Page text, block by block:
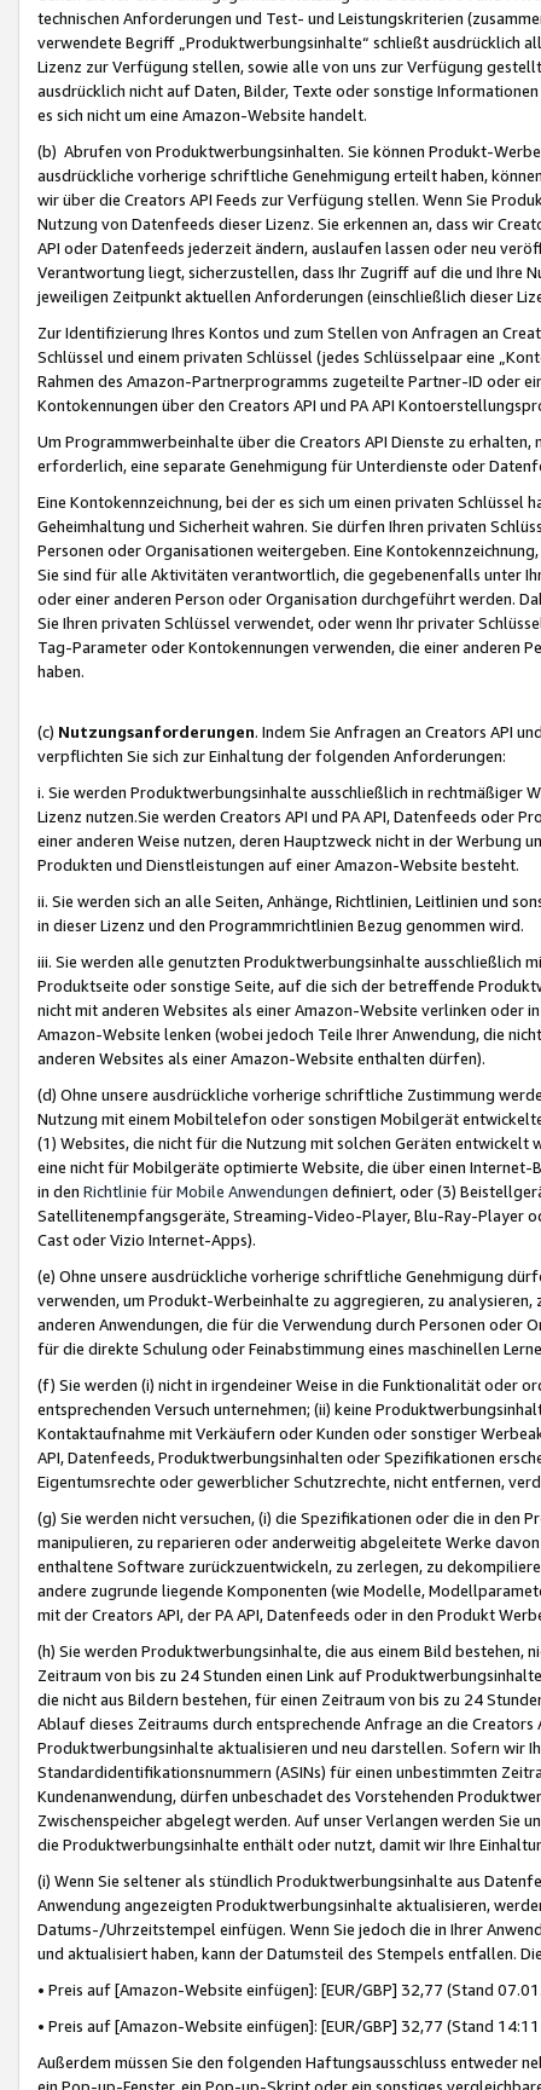
technischen Anforderungen und Test- und Leistungskriterien
verwendete Begriff „Produktwerbungsinhalte“ schließt ausdrücklich
Lizenz zur Verfügung stellen, sowie alle von uns zur Verfügung
ausdrücklich nicht auf Daten, Bilder, Texte oder sonstige
es sich nicht um eine Amazon-Website handelt.
(b) Abrufen von Produktwerbungsinhalten. Sie können Produkt-
ausdrückliche vorherige schriftliche Genehmigung erteilt haben,
wir über die Creators API Feeds zur Verfügung stellen. Wenn Sie
Nutzung von Datenfeeds dieser Lizenz. Sie erkennen an, dass wir
API oder Datenfeeds jederzeit ändern, auslaufen lassen oder neu
Verantwortung liegt, sicherzustellen, dass Ihr Zugriff auf die und Ihre
jeweiligen Zeitpunkt aktuellen Anforderungen (einschließlich dieser
Zur Identifizierung Ihres Kontos und zum Stellen von Anfragen an
Schlüssel und einem privaten Schlüssel (jedes Schlüsselpaar eine
Rahmen des Amazon-Partnerprogramms zugeteilte Partner-ID oder
Kontokennungen über den Creators API und PA API
Um Programmwerbeinhalte über die Creators API Dienste zu
erforderlich, eine separate Genehmigung für Unterdienste oder
Eine Kontokennzeichnung, bei der es sich um einen privaten
Geheimhaltung und Sicherheit wahren. Sie dürfen Ihren privaten
Personen oder Organisationen weitergeben. Eine
Sie sind für alle Aktivitäten verantwortlich, die gegebenenfalls unter
oder einer anderen Person oder Organisation durchgeführt werden.
Sie Ihren privaten Schlüssel verwendet, oder wenn Ihr privater
Tag-Parameter oder Kontokennungen verwenden, die einer anderen
haben.
(c) Nutzungsanforderungen. Indem Sie Anfragen an Creators API
verpflichten Sie sich zur Einhaltung der folgenden Anforderungen:
i. Sie werden Produktwerbungsinhalte ausschließlich in rechtmäßiger
Lizenz nutzen.Sie werden Creators API und PA API, Datenfeeds oder
einer anderen Weise nutzen, deren Hauptzweck nicht in der Werbung
Produkten und Dienstleistungen auf einer Amazon-Website besteht.
ii. Sie werden sich an alle Seiten, Anhänge, Richtlinien, Leitlinien und
in dieser Lizenz und den Programmrichtlinien Bezug genommen wird.
iii. Sie werden alle genutzten Produktwerbungsinhalte ausschließlich
Produktseite oder sonstige Seite, auf die sich der betreffende
nicht mit anderen Websites als einer Amazon-Website verlinken oder
Amazon-Website lenken (wobei jedoch Teile Ihrer Anwendung, die
anderen Websites als einer Amazon-Website enthalten dürfen).
(d) Ohne unsere ausdrückliche vorherige schriftliche Zustimmung
Nutzung mit einem Mobiltelefon oder sonstigen Mobilgerät
(1) Websites, die nicht für die Nutzung mit solchen Geräten
eine nicht für Mobilgeräte optimierte Website, die über einen
in den Richtlinie für Mobile Anwendungen definiert, oder (3)
Satellitenempfangsgeräte, Streaming-Video-Player, Blu-Ray-Player
Cast oder Vizio Internet-Apps).
(e) Ohne unsere ausdrückliche vorherige schriftliche Genehmigung
verwenden, um Produkt-Werbeinhalte zu aggregieren, zu
anderen Anwendungen, die für die Verwendung durch Personen
für die direkte Schulung oder Feinabstimmung eines maschinellen
(f) Sie werden (i) nicht in irgendeiner Weise in die Funktionalität oder
entsprechenden Versuch unternehmen; (ii) keine
Kontaktaufnahme mit Verkäufern oder Kunden oder sonstiger
API, Datenfeeds, Produktwerbungsinhalten oder Spezifikationen
Eigentumsrechte oder gewerblicher Schutzrechte, nicht entfernen,
(g) Sie werden nicht versuchen, (i) die Spezifikationen oder die in
manipulieren, zu reparieren oder anderweitig abgeleitete Werke
enthaltene Software zurückzuentwickeln, zu zerlegen, zu
andere zugrunde liegende Komponenten (wie Modelle,
mit der Creators API, der PA API, Datenfeeds oder in den Produkt
(h) Sie werden Produktwerbungsinhalte, die aus einem Bild bestehen,
Zeitraum von bis zu 24 Stunden einen Link auf
die nicht aus Bildern bestehen, für einen Zeitraum von bis zu 24
Ablauf dieses Zeitraums durch entsprechende Anfrage an die
Produktwerbungsinhalte aktualisieren und neu darstellen. Sofern wir
Standardidentifikationsnummern (ASINs) für einen unbestimmten
Kundenanwendung, dürfen unbeschadet des Vorstehenden
Zwischenspeicher abgelegt werden. Auf unser Verlangen werden Sie
die Produktwerbungsinhalte enthält oder nutzt, damit wir Ihre
(i) Wenn Sie seltener als stündlich Produktwerbungsinhalte aus
Anwendung angezeigten Produktwerbungsinhalte aktualisieren,
Datums-/Uhrzeitstempel einfügen. Wenn Sie jedoch die in Ihrer
und aktualisiert haben, kann der Datumsteil des Stempels entfallen.
• Preis auf [Amazon-Website einfügen]: [EUR/GBP] 32,77 (Stand
• Preis auf [Amazon-Website einfügen]: [EUR/GBP] 32,77 (Stand
Außerdem müssen Sie den folgenden Haftungsausschluss entweder
ein Pop-up-Fenster, ein Pop-up-Skript oder ein sonstiges